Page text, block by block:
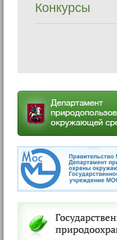
Конкурсы